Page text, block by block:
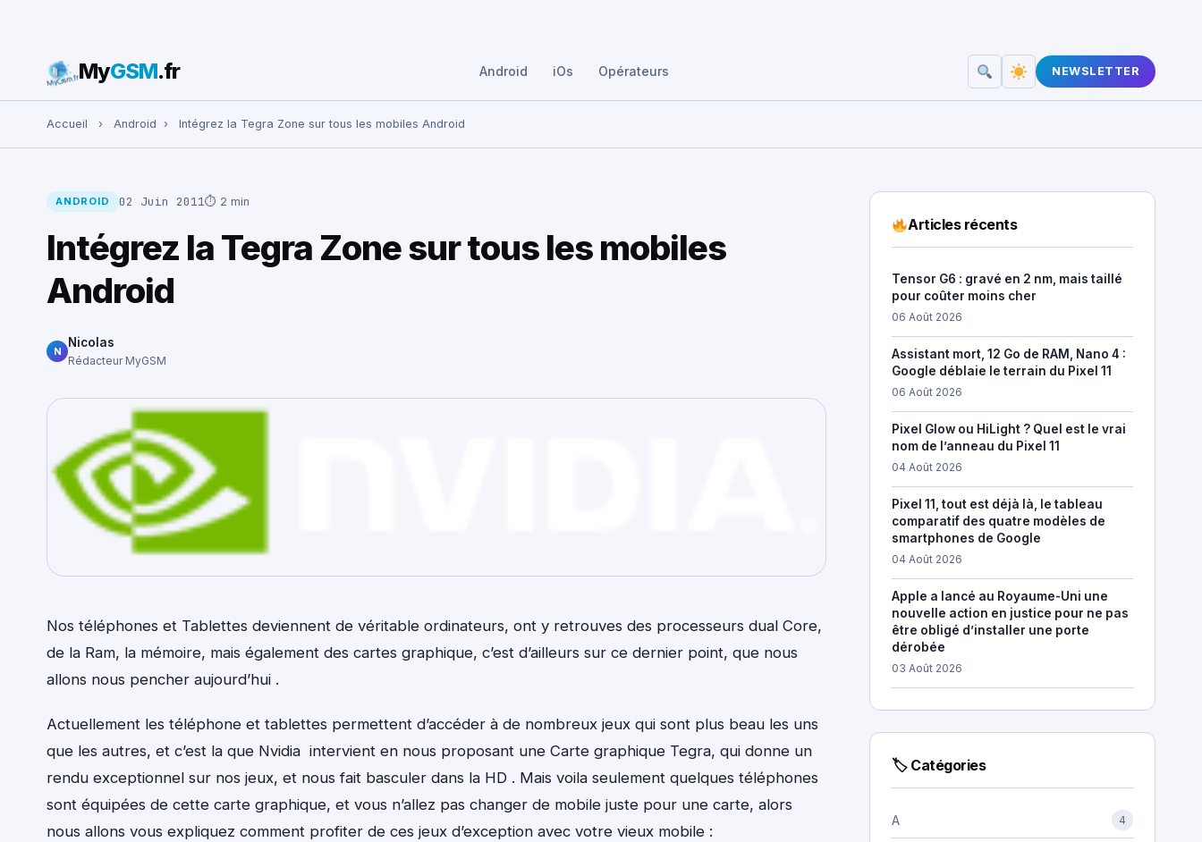
Rechercher :
MyGSM.fr Android iOs Opérateurs NEWSLETTER
Accueil › Android › Intégrez la Tegra Zone sur tous les mobiles Android
ANDROID 02 Juin 2011⏱ 2 min
Intégrez la Tegra Zone sur tous les mobiles
Android
N
Nicolas
Rédacteur MyGSM
Nos téléphones et Tablettes deviennent de véritable ordinateurs, ont y retrouves des processeurs dual Core,
de la Ram, la mémoire, mais également des cartes graphique, c’est d’ailleurs sur ce dernier point, que nous
allons nous pencher aujourd’hui .
Actuellement les téléphone et tablettes permettent d’accéder à de nombreux jeux qui sont plus beau les uns
que les autres, et c’est la que Nvidia intervient en nous proposant une Carte graphique Tegra, qui donne un
rendu exceptionnel sur nos jeux, et nous fait basculer dans la HD . Mais voila seulement quelques téléphones
sont équipées de cette carte graphique, et vous n’allez pas changer de mobile juste pour une carte, alors
nous allons vous expliquez comment profiter de ces jeux d’exception avec votre vieux mobile :
Articles récents
Tensor G6 : gravé en 2 nm, mais taillé
pour coûter moins cher
06 Août 2026
Assistant mort, 12 Go de RAM, Nano 4 :
Google déblaie le terrain du Pixel 11
06 Août 2026
Pixel Glow ou HiLight ? Quel est le vrai
nom de l’anneau du Pixel 11
04 Août 2026
Pixel 11, tout est déjà là, le tableau
comparatif des quatre modèles de
smartphones de Google
04 Août 2026
Apple a lancé au Royaume-Uni une
nouvelle action en justice pour ne pas
être obligé d’installer une porte
dérobée
03 Août 2026
🏷 Catégories
A 4